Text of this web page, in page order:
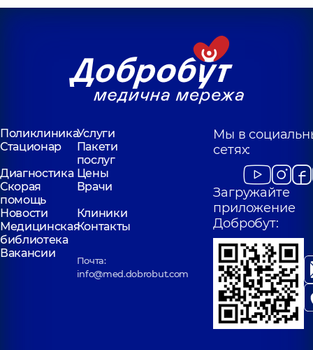
ПоликлиникаУслуги
Стационар
Пакети
послуг
Диагностика Цены
Скорая
помощь
Врачи
Новости
Клиники
Медицинская
библиотека
Контакты
Вакансии
Почта:
info@med.dobrobut.com
Мы в
сетях:
Загружайте
приложение
Добробут: